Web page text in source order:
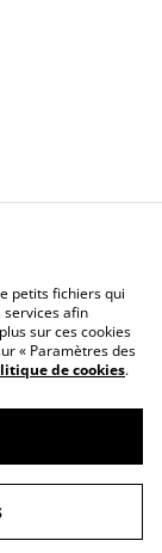
petits fichiers qui
services afin
sur ces cookies
« Paramètres des
de cookies.